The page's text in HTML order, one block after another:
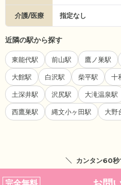
介護/医療 指定なし
近隣の駅から探す
東能代駅 前山駅 鷹ノ巣駅
大館駅 白沢駅 柴平駅 十
土深井駅 沢尻駅 大滝温泉駅
西鷹巣駅 縄文小ヶ田駅 大野
カンタン60秒